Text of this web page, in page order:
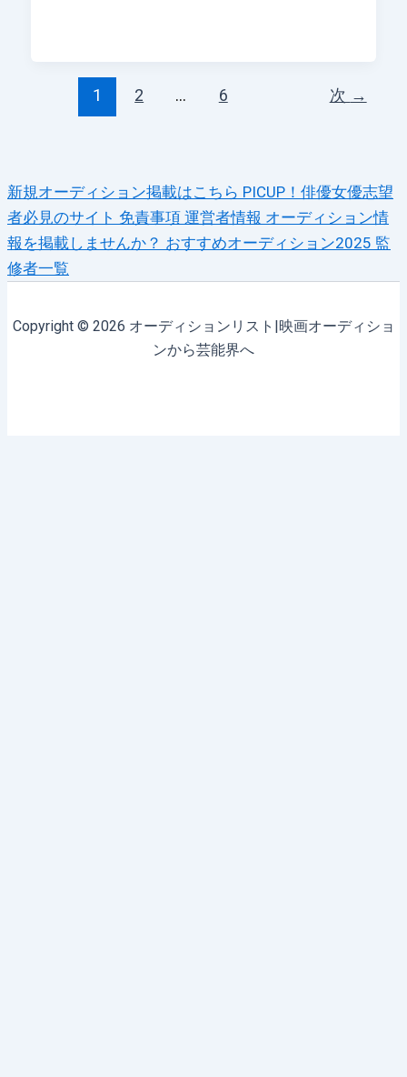
1 2 … 6 次 →
新規オーディション掲載はこちら PICUP！俳優女優志望
者必見のサイト 免責事項 運営者情報 オーディション情
報を掲載しませんか？ おすすめオーディション2025 監
修者一覧
Copyright © 2026 オーディションリスト|映画オーディショ
ンから芸能界へ